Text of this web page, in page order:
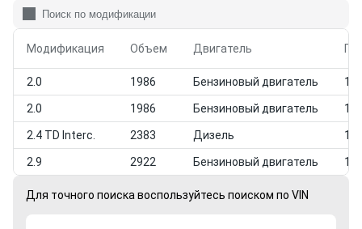
Модификация Объем Двигатель
2.0 1986 Бензиновый двигатель
2.0 1986 Бензиновый двигатель
2.4 TD Interc. 2383 Дизель
2.9 2922 Бензиновый двигатель
Для точного поиска воспользуйтесь поиском по VIN